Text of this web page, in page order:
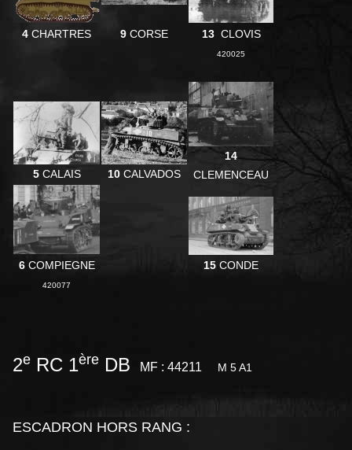
4 CHARTRES 9 CORSE 13 CLOVIS
420025
5CALAIS 10 CALVADOS
14
CLEMENCEAU
6 COMPIEGNE
420077
15 CONDE
2e RC 1ère DB MF : 44211 M 5 A1
ESCADRON HORS RANG :